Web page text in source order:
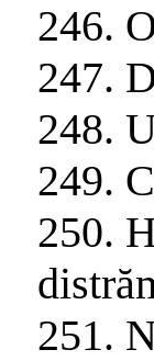
246.
247.
248.
249.
250.
251.